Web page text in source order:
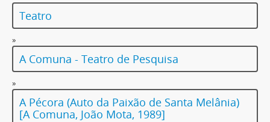
Teatro
»
A Comuna - Teatro de Pesquisa
»
A Pécora (Auto da Paixão de Santa Melânia)
[A Comuna, João Mota, 1989]